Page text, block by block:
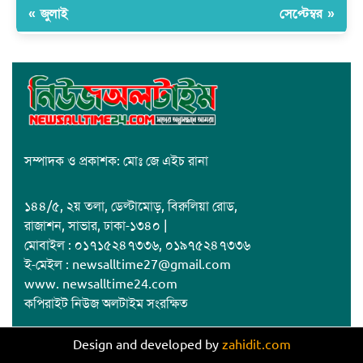
« জুলাই সেপ্টেম্বর »
সম্পাদক ও প্রকাশক: মোঃ জে এইচ রানা
১৪৪/৫, ২য় তলা, ডেল্টামোড়, বিরুলিয়া রোড,
রাজাশন, সাভার, ঢাকা-১৩৪০ |
মোবাইল : ০১৭১৫২৪৭৩৩৬, ০১৯৭৫২৪৭৩৩৬
ই-মেইল : newsalltime27@gmail.com
www. newsalltime24.com
কপিরাইট নিউজ অলটাইম সংরক্ষিত
Design and developed by zahidit.com